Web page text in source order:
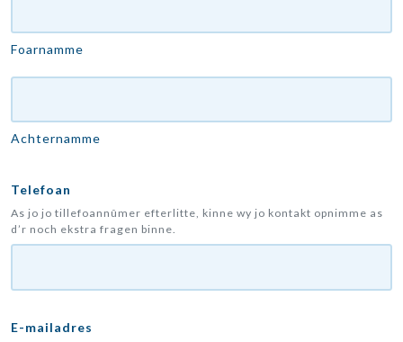
Foarnamme
Achternamme
Telefoan
As jo ​​​​jo tillefoannûmer efterlitte, kinne wy ​​​​jo kontakt opnimme as
d’r noch ekstra fragen binne.
E-mailadres